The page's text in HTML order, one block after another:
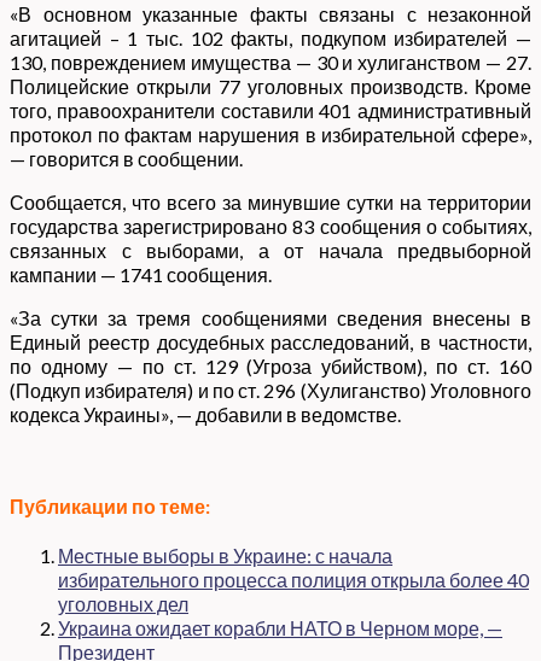
«В основном указанные факты связаны с незаконной
агитацией – 1 тыс. 102 факты, подкупом избирателей —
130, повреждением имущества — 30 и хулиганством — 27.
Полицейские открыли 77 уголовных производств. Кроме
того, правоохранители составили 401 административный
протокол по фактам нарушения в избирательной сфере»,
— говорится в сообщении.
Сообщается, что всего за минувшие сутки на территории
государства зарегистрировано 83 сообщения о событиях,
связанных с выборами, а от начала предвыборной
кампании — 1741 сообщения.
«За сутки за тремя сообщениями сведения внесены в
Единый реестр досудебных расследований, в частности,
по одному — по ст. 129 (Угроза убийством), по ст. 160
(Подкуп избирателя) и по ст. 296 (Хулиганство) Уголовного
кодекса Украины», — добавили в ведомстве.
Публикации по теме:
Местные выборы в Украине: с начала
избирательного процесса полиция открыла более 40
уголовных дел
Украина ожидает корабли НАТО в Черном море, —
Президент